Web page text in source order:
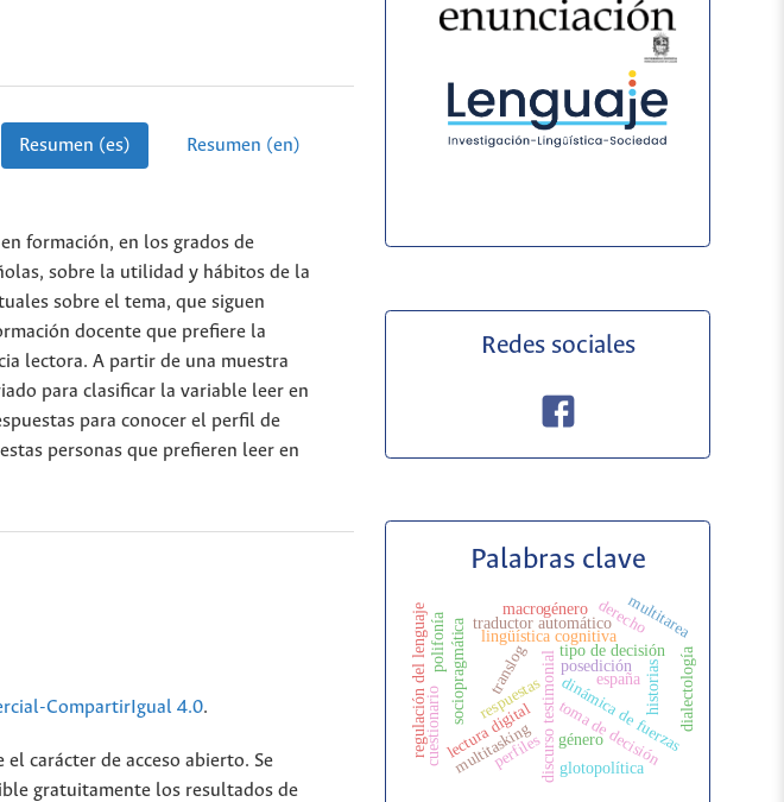
Resumen (es) Resumen (en)
formación, en los grados de
sobre la utilidad y hábitos de la
sobre el tema, que siguen
docente que prefiere la
lectora. A partir de una muestra
para clasificar la variable leer en
para conocer el perfil de
personas que prefieren leer en
CompartirIgual 4.0.
carácter de acceso abierto. Se
gratuitamente los resultados de
Redes sociales
Palabras clave
dinámica de fuerzas
discurso testimonial
lingüística cognitiva
posedición
traductor automático
translog tipo de decisión
toma de decisión
sociopragmática derecho
género
historias
macrogénero
respuestas
lectura digital
multitarea
multitasking
perfiles
cuestionario
regulación del lenguajepolifonía
glotopolítica
españa dialectología